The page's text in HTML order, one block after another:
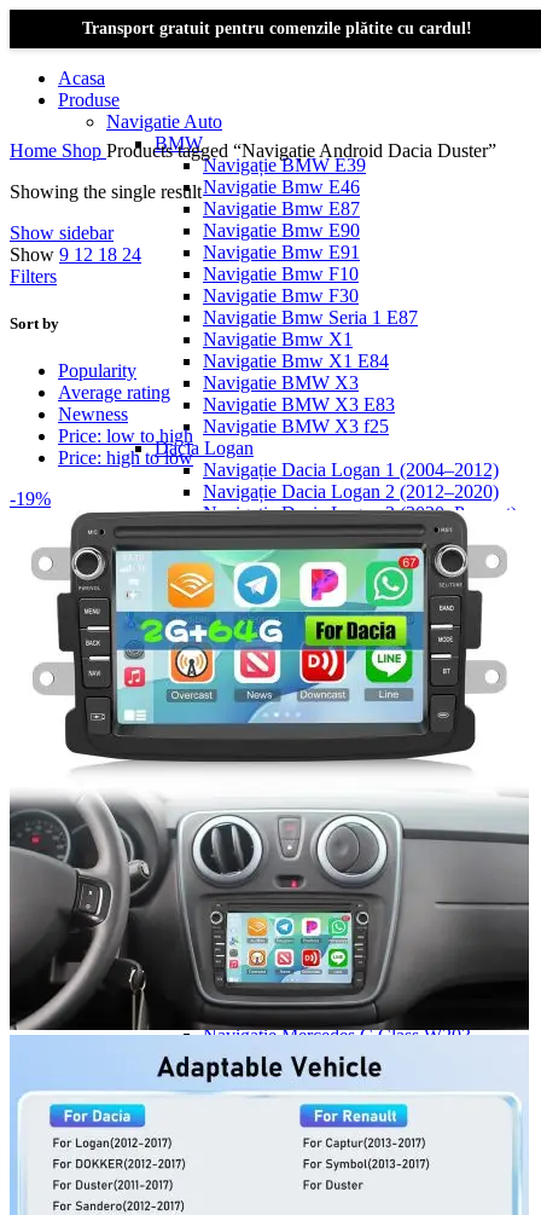
Transport gratuit pentru comenzile plătite cu cardul!
Acasa
Produse
Navigatie Auto
BMW
Navigație BMW E39
Navigatie Bmw E46
Navigatie Bmw E87
Navigatie Bmw E90
Navigatie Bmw E91
Navigatie Bmw F10
Navigatie Bmw F30
Navigatie Bmw Seria 1 E87
Navigatie Bmw X1
Navigatie Bmw X1 E84
Navigatie BMW X3
Navigatie BMW X3 E83
Navigatie BMW X3 f25
Dacia Logan
Navigație Dacia Logan 1 (2004–2012)
Navigație Dacia Logan 2 (2012–2020)
Navigație Dacia Logan 3 (2020–Prezent)
Dacia Duster
Navigatie Duster 2011
Navigatie Duster 2019
Audi
Navigatie Audi A3 8p
Navigatie Audi A4
Navigatie Audi A4 B6
Navigatie Audi A4 B7
Navigatie Audi A4 B8
Navigatie Audi A5
Navigatie Audi A6 C6
Navigatie Audi Q5
Ford
Navigație Ford Fiesta
Navigație Ford Focus 1
Navigație Ford Focus 2
Navigație Ford Focus MK3
Navigație Ford Mondeo MK3
Navigație Ford Mondeo MK4
Navigație Ford Transit
Mercedes
Navigație Mercedes C Class W203
Navigație Mercedes C Class W204
Navigație Mercedes W203
Navigație Mercedes W204
Navigație Mercedes W211
Navigație Mercedes Sprinter
Passat
Navigație Passat B5
Home Shop Products tagged “Navigație Android Dacia Duster”
Showing the single result
Show sidebar
Show 9 12 18 24
Filters
Sort by
Popularity
Average rating
Newness
Price: low to high
Price: high to low
-19%